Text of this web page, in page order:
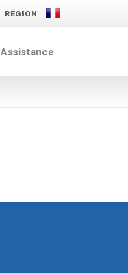
RÉGION
Assistance